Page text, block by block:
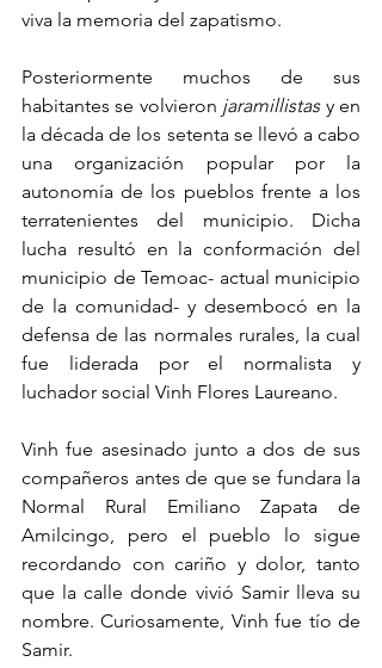
viva la memoria del zapatismo.
Posteriormente muchos de sus
habitantes se volvieron jaramillistas y en
la década de los setenta se llevó a cabo
una organización popular por la
autonomía de los pueblos frente a los
terratenientes del municipio. Dicha
lucha resultó en la conformación del
municipio de Temoac- actual municipio
de la comunidad- y desembocó en la
defensa de las normales rurales, la cual
fue liderada por el normalista y
luchador social Vinh Flores Laureano.
Vinh fue asesinado junto a dos de sus
compañeros antes de que se fundara la
Normal Rural Emiliano Zapata de
Amilcingo, pero el pueblo lo sigue
recordando con cariño y dolor, tanto
que la calle donde vivió Samir lleva su
nombre. Curiosamente, Vinh fue tío de
Samir.